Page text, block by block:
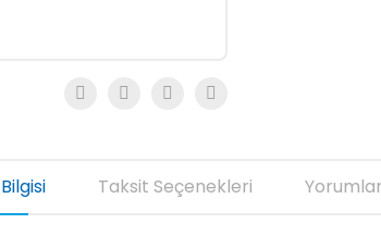
Taksit Seçenekleri Yorumlar